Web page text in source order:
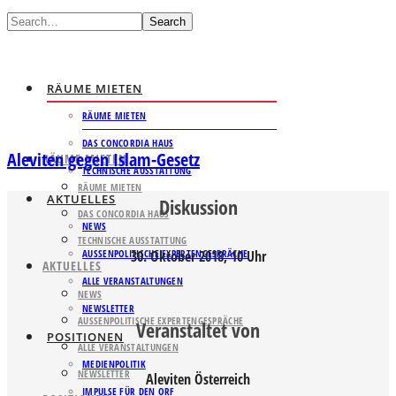
Search
RÄUME MIETEN
RÄUME MIETEN
DAS CONCORDIA HAUS
TECHNISCHE AUSSTATTUNG
AKTUELLES
NEWS
AUSSENPOLITISCHE EXPERTENGESPRÄCHE
ALLE VERANSTALTUNGEN
NEWSLETTER
POSITIONEN
MEDIENPOLITIK
IMPULSE FÜR DEN ORF
RÄUME MIETEN
RÄUME MIETEN
DAS CONCORDIA HAUS
TECHNISCHE AUSSTATTUNG
AKTUELLES
NEWS
AUSSENPOLITISCHE EXPERTENGESPRÄCHE
ALLE VERANSTALTUNGEN
NEWSLETTER
Aleviten gegen Islam-Gesetz
Diskussion
30. Oktober 2018, 10 Uhr
Veranstaltet von
Aleviten Österreich